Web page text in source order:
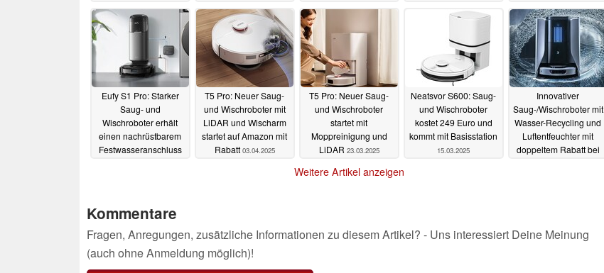
17.09.2025
Eufy S1 Pro: Starker
Saug- und
Wischroboter erhält
einen nachrüstbarem
Festwasseranschluss
T5 Pro: Neuer Saug-
und Wischroboter mit
LiDAR und Wischarm
startet auf Amazon mit
Rabatt 03.04.2025
T5 Pro: Neuer Saug-
und Wischroboter
startet mit
Moppreinigung und
LiDAR 23.03.2025
Neatsvor S600: Saug-
und Wischroboter
kostet 249 Euro und
kommt mit Basisstation
15.03.2025
Innovativer
Saug-/Wischroboter mit
Wasser-Recycling und
Luftentfeuchter mit
doppeltem Rabatt bei
Weitere Artikel anzeigen
Kommentare
Fragen, Anregungen, zusätzliche Informationen zu diesem Artikel? - Uns interessiert Deine Meinung
(auch ohne Anmeldung möglich)!